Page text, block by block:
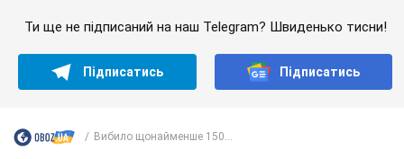
Ти ще не підписаний на наш Telegram? Швиденько тисни!
Підписатись Підписатись
Вибило щонайменше 150...